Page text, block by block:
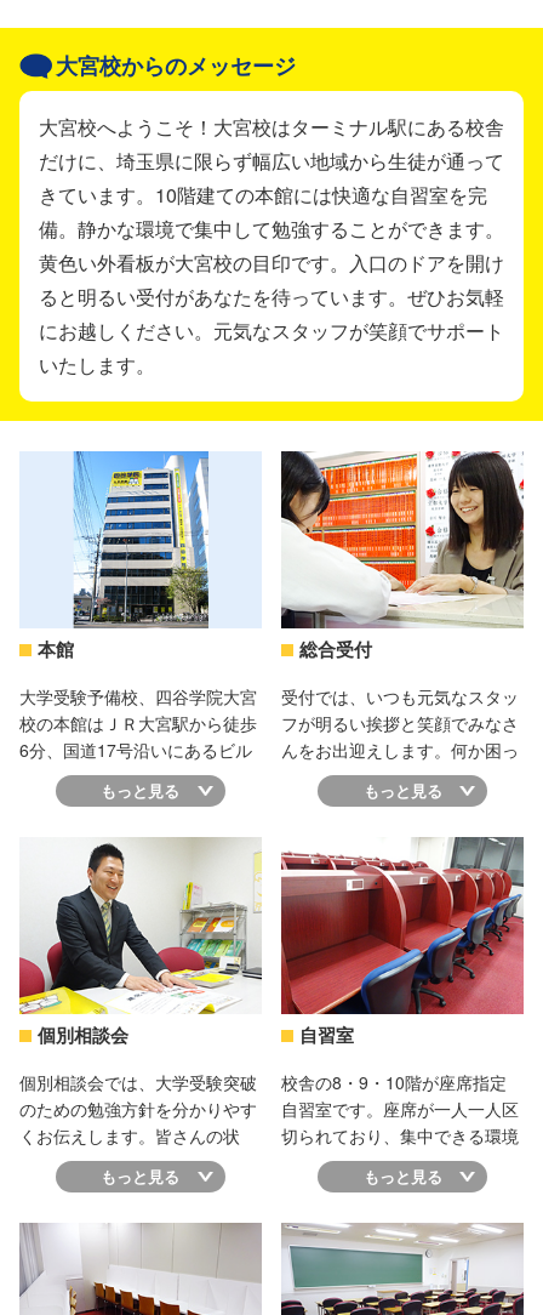
大宮校からのメッセージ
大宮校へようこそ！大宮校はターミナル駅にある校舎
だけに、埼玉県に限らず幅広い地域から生徒が通って
きています。10階建ての本館には快適な自習室を完
備。静かな環境で集中して勉強することができます。
黄色い外看板が大宮校の目印です。入口のドアを開け
ると明るい受付があなたを待っています。ぜひお気軽
にお越しください。元気なスタッフが笑顔でサポート
いたします。
本館
大学受験予備校、四谷学院大宮
校の本館はＪＲ大宮駅から徒歩
6分、国道17号沿いにあるビル
です。自習室や面談室、教室、
ほっとルームなどがありますの
どの時間を過ごしていただくこ
とになります。駐輪場も完備し
ていますので、自転車で通いた
い人も安心！1階が総合受付と
なりますので、個別相談会にい
らっしゃる際はこちらの受付ま
でお越しください。
もっと見る
総合受付
受付では、いつも元気なスタッ
フが明るい挨拶と笑顔でみなさ
んをお出迎えします。何か困っ
たことがあればいつでも気軽に
相談できる雰囲気です。個別相
おりますので、お気軽にお立ち
寄りください。
もっと見る
個別相談会
個別相談会では、大学受験突破
のための勉強方針を分かりやす
くお伝えします。皆さんの状
況・悩みをしっかりと聞かせて
いただき、現在抱えている問題
ていくのかを一緒に考えていき
ます。そして、成績を伸ばして
勉強が楽しくなるようにアドバ
もっと見る
自習室
校舎の8・9・10階が座席指定
自習室です。座席が一人一人区
切られており、集中できる環境
が整っていますので、いつもた
くさんの生徒たちが勉強してい
ますので、予備校にありがちな
席とり競争とは無縁です。周り
はいつも集中モードなので、勉
もっと見る